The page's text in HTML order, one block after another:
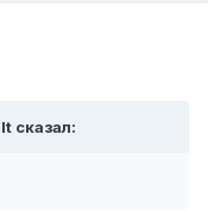
сказал: